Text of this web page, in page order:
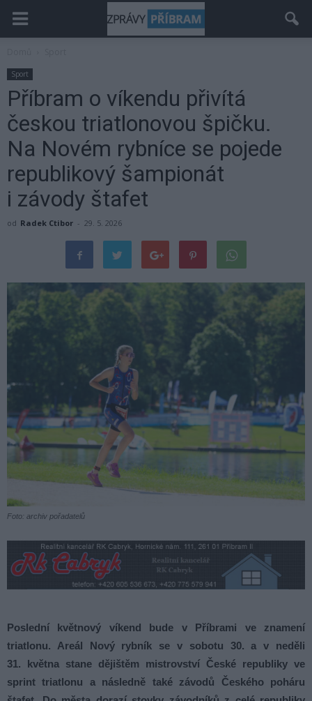
Sport
Příbram o víkendu přivítá
českou triatlonovou špičku.
Na Novém rybníce se pojede
republikový šampionát
i závody štafet
od Radek Ctibor - 29. 5. 2026
Foto: archiv pořadatelů
Poslední květnový víkend bude v Příbrami ve znamení
triatlonu. Areál Nový rybník se v sobotu 30. a v neděli
31. května stane dějištěm mistrovství České republiky ve
sprint triatlonu a následně také závodů Českého poháru